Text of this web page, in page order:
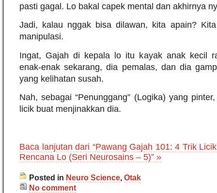
pasti gagal. Lo bakal capek mental dan akhirnya
Jadi, kalau nggak bisa dilawan, kita apain?
manipulasi.
Ingat, Gajah di kepala lo itu kayak anak kecil
enak-enak sekarang, dia pemalas, dan dia
yang kelihatan susah.
Nah, sebagai “Penunggang” (Logika) yang
licik buat menjinakkan dia.
Baca lanjutan dari “Pawang Gajah 101: 4 Trik
Rencana Lo (Seri Neurosains – 5)” »
Posted in Neuro Science, Otak
No comment